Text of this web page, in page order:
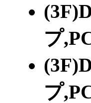
プ
プ